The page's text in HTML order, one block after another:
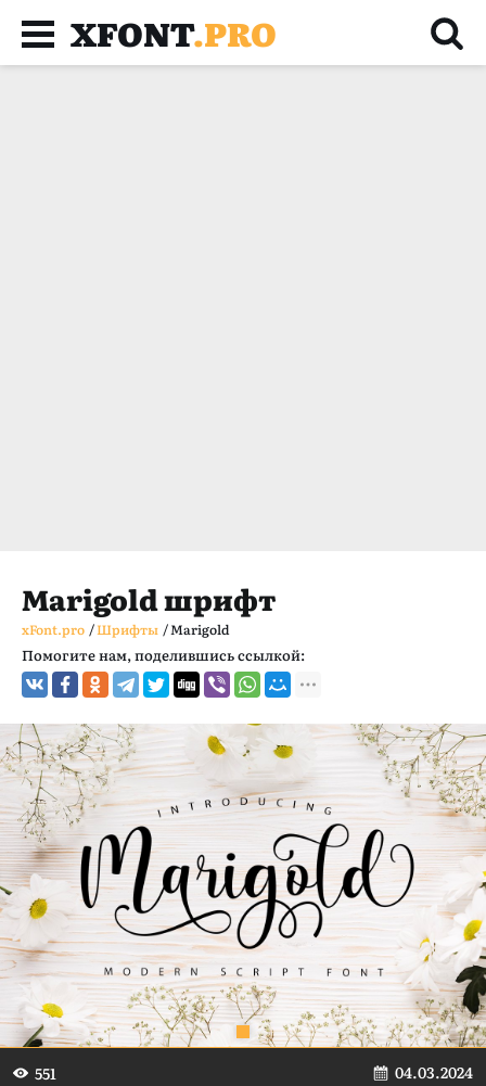
XFONT.PRO
Marigold шрифт
xFont.pro /Шрифты /Marigold
Помогите нам, поделившись ссылкой:
551 04.03.2024